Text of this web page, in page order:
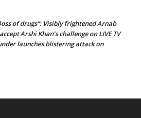
of drugs”: Visibly frightened Arnab
Arshi Khan’s challenge on LIVE TV
launches blistering attack on